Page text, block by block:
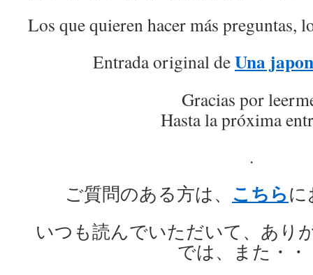
Los que quieren hacer más preguntas,
Entrada original deUna
Gracias por
Hasta la próxima
.
ご質問のある方は、 こちらに
いつも読んでいただいて、あり
では、また・・